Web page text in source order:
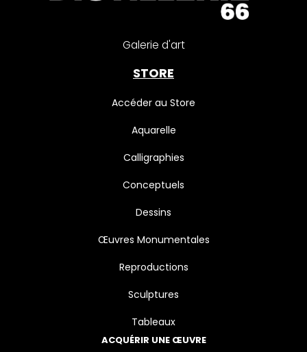
Galerie d'art
STORE
Accéder au Store
Aquarelle
Calligraphies
Conceptuels
Dessins
Œuvres Monumentales
Reproductions
Sculptures
Tableaux
ACQUÉRIR UNE ŒUVRE